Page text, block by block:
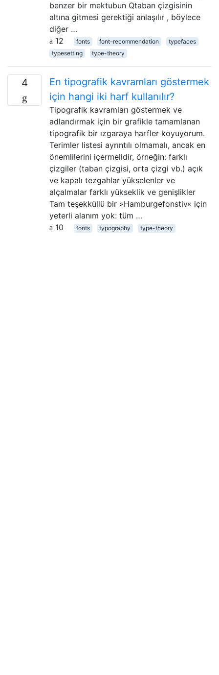
benzer bir mektubun Qtaban çizgisinin
altına gitmesi gerektiği anlaşılır , böylece
diğer …
12
fonts font-recommendation
typefaces
typesetting
type-theory
4
En tipografik kavramları göstermek
için hangi iki harf kullanılır?
Tipografik kavramları göstermek ve
adlandırmak için bir grafikle tamamlanan
tipografik bir ızgaraya harfler koyuyorum.
Terimler listesi ayrıntılı olmamalı, ancak en
önemlilerini içermelidir, örneğin: farklı
çizgiler (taban çizgisi, orta çizgi vb.) açık
ve kapalı tezgahlar yükselenler ve
alçalmalar farklı yükseklik ve genişlikler
Tam teşekküllü bir »Hamburgefonstiv« için
yeterli alanım yok: tüm …
10
fonts typography type-theory